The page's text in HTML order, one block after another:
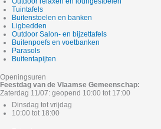
Tuintafels
Buitenstoelen en banken
Ligbedden
Outdoor Salon- en bijzettafels
Buitenpoefs en voetbanken
Parasols
Buitentapijten
Openingsuren
Feestdag van de Vlaamse Gemeenschap:
Zaterdag 11/07: geopend 10:00 tot 17:00
Dinsdag tot vrijdag
10:00 tot 18:00